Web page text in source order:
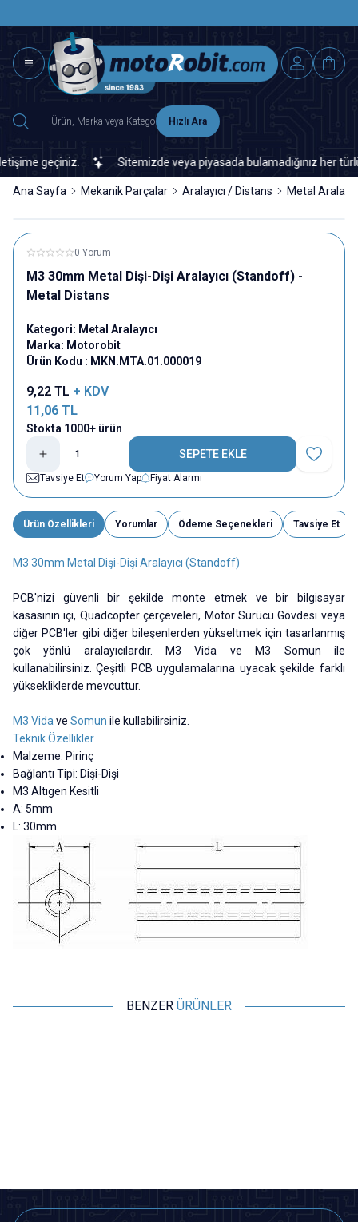
Hızlı Ara
geçiniz. Sitemizde veya piyasada bulamadığınız her
Ana Sayfa Mekanik Parçalar Aralayıcı / Distans Metal
0 Yorum
M3 30mm Metal Dişi-Dişi Aralayıcı (Standoff) -
Metal Distans
Kategori: Metal Aralayıcı
Marka: Motorobit
Ürün Kodu : MKN.MTA.01.000019
9,22 TL + KDV
11,06 TL
Stokta 1000+ ürün
SEPETE EKLE
Favoriye
Tavsiye Et
Yorum Yap Fiyat Alarmı
Ürün Özellikleri Yorumlar Ödeme Seçenekleri Tavsiye Et
M3 30mm Metal Dişi-Dişi Aralayıcı (Standoff)
PCB'nizi güvenli bir şekilde monte etmek ve bir bilgisayar
kasasının içi, Quadcopter çerçeveleri, Motor Sürücü Gövdesi veya
diğer PCB'ler gibi diğer bileşenlerden yükseltmek için tasarlanmış
çok yönlü aralayıcılardır. M3 Vida ve M3 Somun ile
kullanabilirsiniz. Çeşitli PCB uygulamalarına uyacak şekilde farklı
yüksekliklerde mevcuttur.
M3 Vida ve Somun ile kullabilirsiniz.
Teknik Özellikler
Malzeme: Pirinç
Bağlantı Tipi: Dişi-Dişi
M3 Altıgen Kesitli
A: 5mm
L: 30mm
BENZER ÜRÜNLER